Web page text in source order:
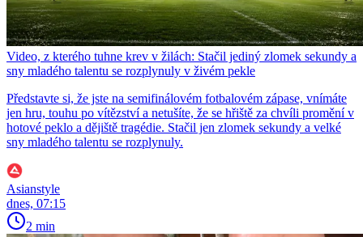
Video, z kterého tuhne krev v žilách: Stačil jediný zlomek sekundy a
sny mladého talentu se rozplynuly v živém pekle
Představte si, že jste na semifinálovém fotbalovém zápase, vnímáte
jen hru, touhu po vítězství a netušíte, že se hřiště za chvíli promění v
hotové peklo a dějiště tragédie. Stačil jen zlomek sekundy a velké
sny mladého talentu se rozplynuly.
Asianstyle
dnes, 07:15
2 min